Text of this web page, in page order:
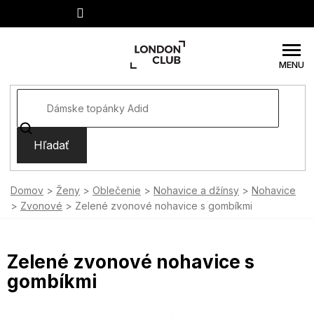
Hľadať
Domov Ženy Oblečenie Nohavice a džínsy
Nohavice
Zvonové
Zelené zvonové nohavice s gombíkmi
Zelené zvonové nohavice s
gombíkmi